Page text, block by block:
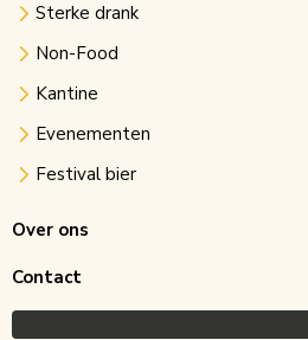
Sterke drank
Non-Food
Kantine
Evenementen
Festival bier
Over ons
Contact